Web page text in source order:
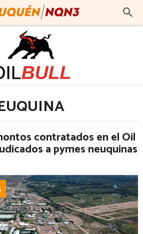
contratados en el Oil
a pymes neuquinas